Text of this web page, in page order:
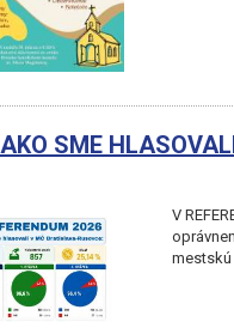
AKO SME
V
mestskú